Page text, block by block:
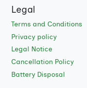
Legal
Terms and Conditions
Privacy policy
Legal Notice
Cancellation Policy
Battery Disposal